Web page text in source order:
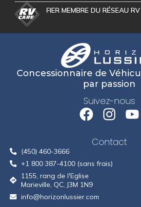
FIER MEMBRE DU RÉSEAU
Contact
(450) 460-3666
+1 800 387-4100 (sans frais)
1155, rang de l'Eglise
Marieville, QC, J3M 1N9
info@horizonlussier.com
Concessionnaire de
par passion
Suivez-nous